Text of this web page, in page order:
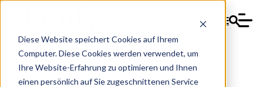
Diese Website speichert Cookies auf Ihrem
Computer. Diese Cookies werden verwendet, um
Ihre Website-Erfahrung zu optimieren und Ihnen
einen persönlich auf Sie zugeschnittenen Service
DE